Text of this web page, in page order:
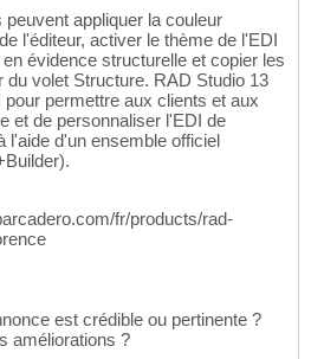
appliquer la couleur
l'éditeur, activer le thème de l'EDI
évidence structurelle et copier les
du volet Structure. RAD Studio 13
permettre aux clients et aux
et de personnaliser l'EDI de
l'aide d'un ensemble officiel
fr/products/rad-
est crédible ou pertinente ?
améliorations ?